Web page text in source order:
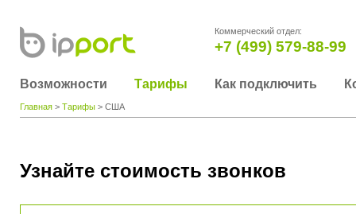
Коммерческий отдел:
+7 (499) 579-88-99
Возможности Тарифы Как подключить
Главная > Тарифы > США
Узнайте стоимость звонков